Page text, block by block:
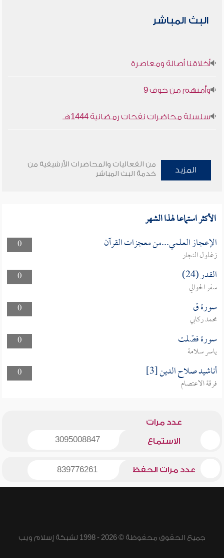
البث المباشر
أخلاقنا أصالة ومعاصرة
وأمنهم من خوف 9
سلسلة محاضرات نفحات رمضانية 1444هـ
المزيد
من الفعاليات والمحاضرات الأرشيفية من
خدمة البث المباشر
الأكثر استماعا لهذا الشهر
0 الإعجاز العلمي...من معجزات القرآن
زغلول النجار
0
القدر (24)
سفر الحوالي
0
سورة ق
محمد ركابي
0
سورة فصّلت
ياسر سلامة
0
أناشيد صلاح الدين [3]
فرقة الاعتصام
عدد مرات
الاستماع 3095008847
عدد مرات الحفظ 839776261
جميع الحقوق محفوظة © 2026 - 1998 لشبكة إسلام ويب